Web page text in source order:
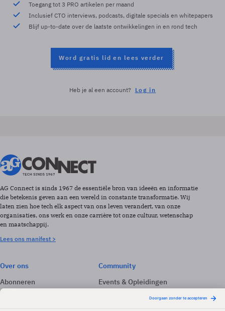
Toegang tot 3 PRO artikelen per maand
Inclusief CTO interviews, podcasts, digitale specials en whitepapers
Blijf up-to-date over de laatste ontwikkelingen in en rond tech
Word gratis lid en lees verder
Heb je al een account? Log in
AG Connect is sinds 1967 de essentiële bron van ideeën en informatie
die betekenis geven aan een wereld in constante transformatie. Wij
laten zien hoe tech elk aspect van ons leven verandert, van onze
organisaties, ons werk en onze carrière tot onze cultuur, wetenschap
en maatschappij.
Lees ons manifest >
Over ons
Abonneren
Adverteren
Community
Events & Opleidingen